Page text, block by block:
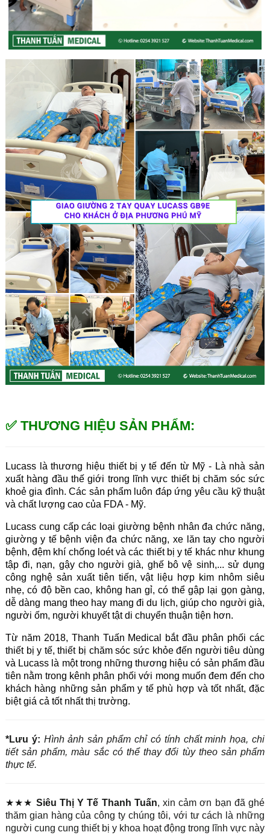
✅ THƯƠNG HIỆU SẢN PHẨM:
Lucass là thương hiệu thiết bị y tế đến từ Mỹ - Là nhà sản
xuất hàng đầu thế giới trong lĩnh vực thiết bị chăm sóc sức
khoẻ gia đình. Các sản phẩm luôn đáp ứng yêu cầu kỹ thuật
và chất lượng cao của FDA - Mỹ.
Lucass cung cấp các loại giường bệnh nhân đa chức năng,
giường y tế bệnh viện đa chức năng, xe lăn tay cho người
bệnh, đệm khí chống loét và các thiết bị y tế khác như khung
tập đi, nạn, gậy cho người già, ghế bô vệ sinh,... sử dụng
công nghệ sản xuất tiên tiến, vật liệu hợp kim nhôm siêu
nhẹ, có độ bền cao, không han gỉ, có thể gập lại gọn gàng,
dễ dàng mang theo hay mang đi du lịch, giúp cho người già,
người ốm, người khuyết tật di chuyển thuận tiện hơn.
Từ năm 2018, Thanh Tuấn Medical bắt đầu phân phối các
thiết bị y tế, thiết bị chăm sóc sức khỏe đến người tiêu dùng
và Lucass là một trong những thương hiệu có sản phẩm đầu
tiên nằm trong kênh phân phối với mong muốn đem đến cho
khách hàng những sản phẩm y tế phù hợp và tốt nhất, đặc
biệt giá cả tốt nhất thị trường.
*Lưu ý: Hình ảnh sản phẩm chỉ có tính chất minh họa, chi
tiết sản phẩm, màu sắc có thể thay đổi tùy theo sản phẩm
thực tế.
★★★ Siêu Thị Y Tế Thanh Tuấn, xin cảm ơn bạn đã ghé
thăm gian hàng của công ty chúng tôi, với tư cách là những
người cung cung thiết bị y khoa hoạt động trong lĩnh vực này